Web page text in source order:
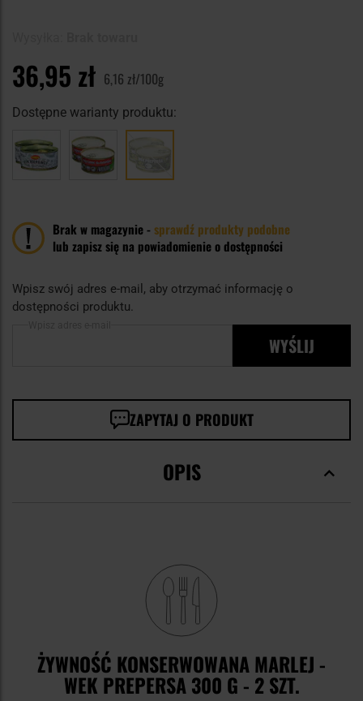
36,95 zł 6,16 zł/100g
Dostępne warianty produktu:
Brak w magazynie -sprawdź produkty podobne
lub zapisz się na powiadomienie o dostępności
Wpisz swój adres e-mail, aby otrzymać informację o
dostępności produktu.
WYŚLIJ
ZAPYTAJ O PRODUKT
OPIS
ŻYWNOŚĆ KONSERWOWANA MARLEJ -
WEK PREPERSA 300 G - 2 SZT.